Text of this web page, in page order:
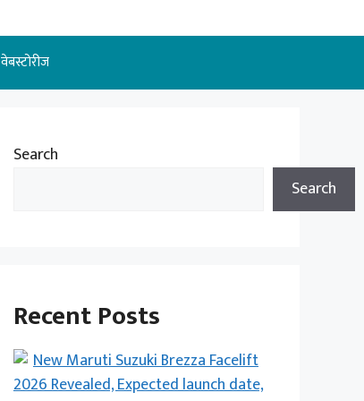
वेबस्टोरीज
Search
Search
Recent Posts